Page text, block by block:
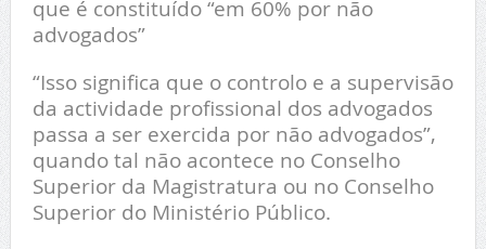
que é constituído “em 60% por não
advogados”
“Isso significa que o controlo e a supervisão
da actividade profissional dos advogados
passa a ser exercida por não advogados”,
quando tal não acontece no Conselho
Superior da Magistratura ou no Conselho
Superior do Ministério Público.